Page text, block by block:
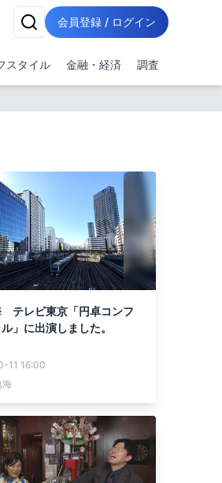
会員登録 / ログイン
スタイル 金融・経済 調査
テレビ東京「円卓コンフ
」に出演しました。
11 16:00
海